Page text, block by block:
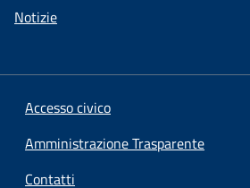
Notizie
Accesso civico
Amministrazione Trasparente
Contatti